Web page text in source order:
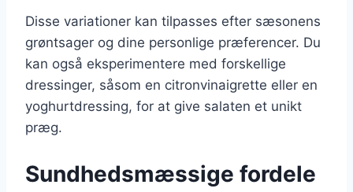
Disse variationer kan tilpasses efter sæsonens
grøntsager og dine personlige præferencer. Du
kan også eksperimentere med forskellige
dressinger, såsom en citronvinaigrette eller en
yoghurtdressing, for at give salaten et unikt
præg.
Sundhedsmæssige fordele